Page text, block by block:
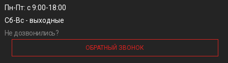
Пн-Пт: с 9:00-18:00
Сб-Вс - выходные
Не дозвонились?
ОБРАТНЫЙ ЗВОНОК